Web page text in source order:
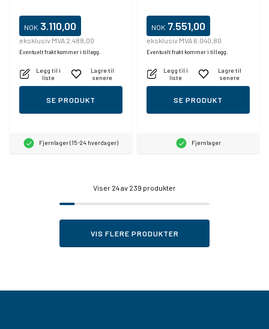
NOK 3.110,00
eksklusiv MVA 2.488,00
Eventuelt frakt kommer i tillegg.
Legg til i
liste
Lagre til
senere
SE PRODUKT
Fjernlager (15-24 hverdager)
NOK 7.551,00
eksklusiv MVA 6.040,80
Eventuelt frakt kommer i tillegg.
Legg til i
liste
Lagre til
senere
SE PRODUKT
Fjernlager
Viser 24av 239 produkter
VIS FLERE PRODUKTER